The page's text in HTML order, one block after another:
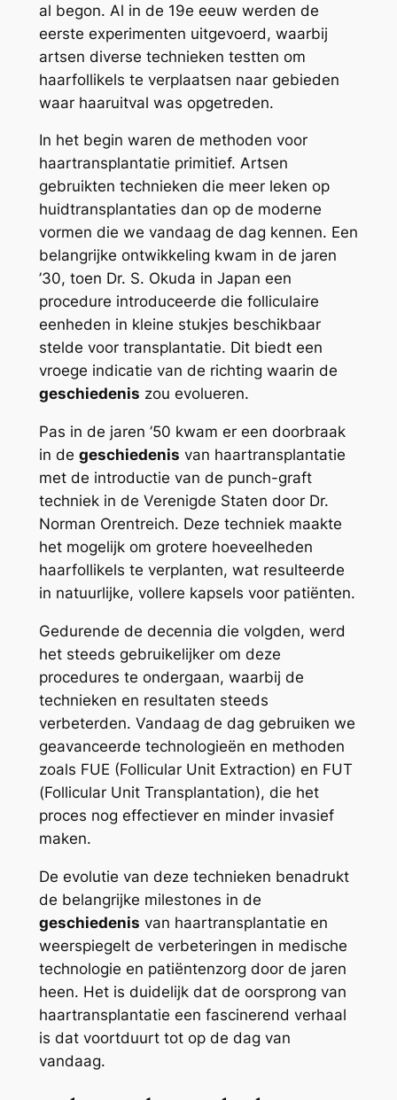
al begon. Al in de 19e eeuw werden de
eerste experimenten uitgevoerd, waarbij
artsen diverse technieken testten om
haarfollikels te verplaatsen naar gebieden
waar haaruitval was opgetreden.
In het begin waren de methoden voor
haartransplantatie primitief. Artsen
gebruikten technieken die meer leken op
huidtransplantaties dan op de moderne
vormen die we vandaag de dag kennen. Een
belangrijke ontwikkeling kwam in de jaren
’30, toen Dr. S. Okuda in Japan een
procedure introduceerde die folliculaire
eenheden in kleine stukjes beschikbaar
stelde voor transplantatie. Dit biedt een
vroege indicatie van de richting waarin de
geschiedenis zou evolueren.
Pas in de jaren ’50 kwam er een doorbraak
in de geschiedenis van haartransplantatie
met de introductie van de punch-graft
techniek in de Verenigde Staten door Dr.
Norman Orentreich. Deze techniek maakte
het mogelijk om grotere hoeveelheden
haarfollikels te verplanten, wat resulteerde
in natuurlijke, vollere kapsels voor patiënten.
Gedurende de decennia die volgden, werd
het steeds gebruikelijker om deze
procedures te ondergaan, waarbij de
technieken en resultaten steeds
verbeterden. Vandaag de dag gebruiken we
geavanceerde technologieën en methoden
zoals FUE (Follicular Unit Extraction) en FUT
(Follicular Unit Transplantation), die het
proces nog effectiever en minder invasief
maken.
De evolutie van deze technieken benadrukt
de belangrijke milestones in de
geschiedenis van haartransplantatie en
weerspiegelt de verbeteringen in medische
technologie en patiëntenzorg door de jaren
heen. Het is duidelijk dat de oorsprong van
haartransplantatie een fascinerend verhaal
is dat voortduurt tot op de dag van
vandaag.